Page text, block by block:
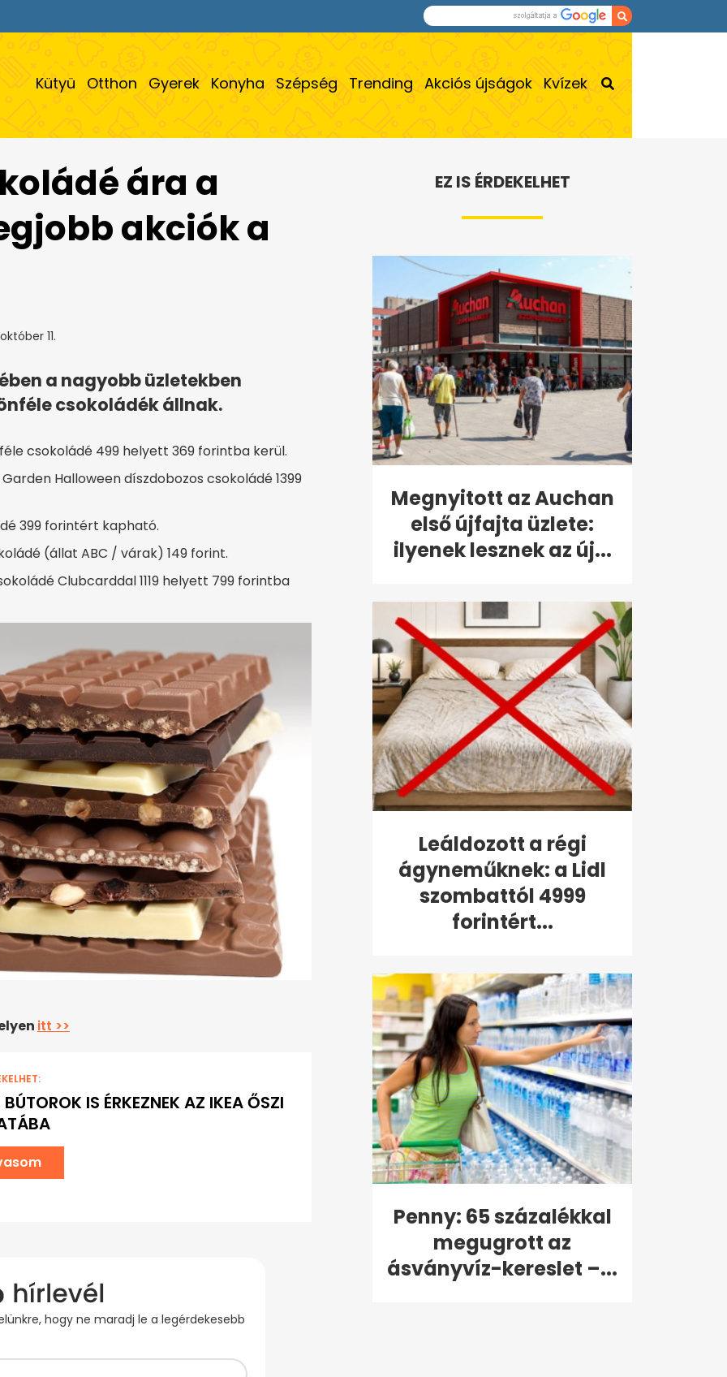
Kütyü Otthon Gyerek Konyha Szépség Trending Akciós újságok Kvízek
ára a
akciók a
11.
a nagyobb üzletekben
csokoládék állnak.
csokoládé 499 helyett 369 forintba kerül.
Halloween díszdobozos csokoládé 1399
399 forintért kapható.
(állat ABC / várak) 149 forint.
Clubcarddal 1119 helyett 799 forintba
itt >>
BÚTOROK IS ÉRKEZNEK AZ IKEA ŐSZI
hogy ne maradj le a legérdekesebb
EZ IS ÉRDEKELHET
Megnyitott az Auchan
első újfajta üzlete:
ilyenek lesznek az új...
Leáldozott a régi
ágyneműknek: a Lidl
szombattól 4999
forintért...
Penny: 65 százalékkal
megugrott az
ásványvíz-kereslet –...